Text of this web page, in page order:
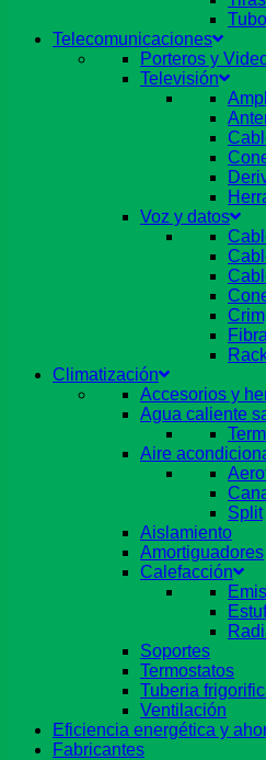
Telecomunicaciones
Porteros y
Televisión
Voz y datos
Climatización
Accesorios y
Agua caliente
Aire
Split
Aislamiento
Amortiguadores
Calefacción
Soportes
Termostatos
Tuberia
Ventilación
Eficiencia energética y
Fabricantes